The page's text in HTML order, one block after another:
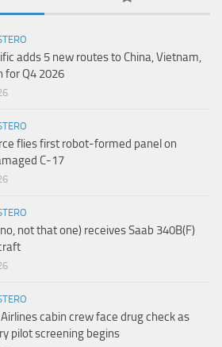
adds 5 new routes to China, Vietnam,
for Q4 2026
flies first robot-formed panel on
C-17
not that one) receives Saab 340B(F)
cabin crew face drug check as
pilot screening begins